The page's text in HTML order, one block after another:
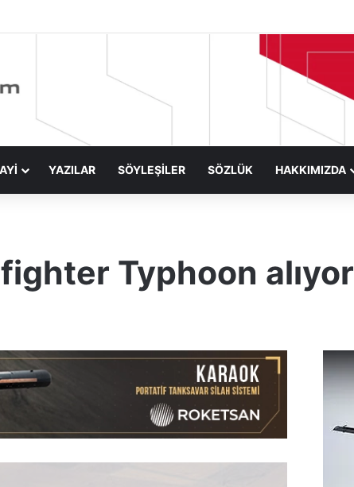
YAZILAR SÖYLEŞİLER SÖZLÜK HAKKIMIZDA
Typhoon alıyor